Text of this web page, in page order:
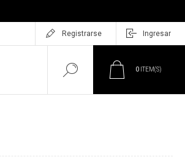
Registrarse Ingresar
0 ITEM(S)